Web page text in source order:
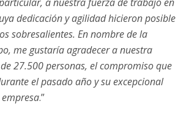
dedicación y agilidad hicieron posible
sobresalientes. En nombre de la
me gustaría agradecer a nuestra
27.500 personas, el compromiso que
el pasado año y su excepcional
.”